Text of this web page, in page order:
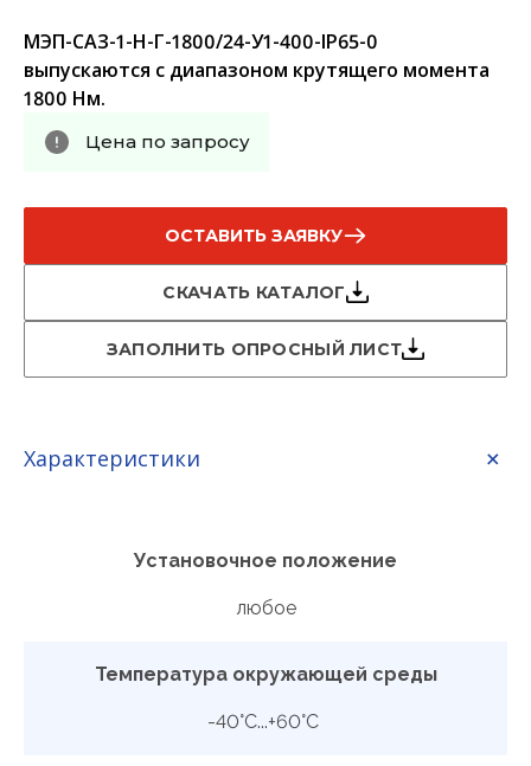
МЭП-САЗ-1-Н-Г-1800/24-У1-400-IP65-0
выпускаются с диапазоном крутящего момента
1800 Нм.
Цена по запросу
ОСТАВИТЬ ЗАЯВКУ
СКАЧАТЬ КАТАЛОГ
ЗАПОЛНИТЬ ОПРОСНЫЙ ЛИСТ
Характеристики
Установочное положение
любое
Температура окружающей среды
-40°С...+60°С